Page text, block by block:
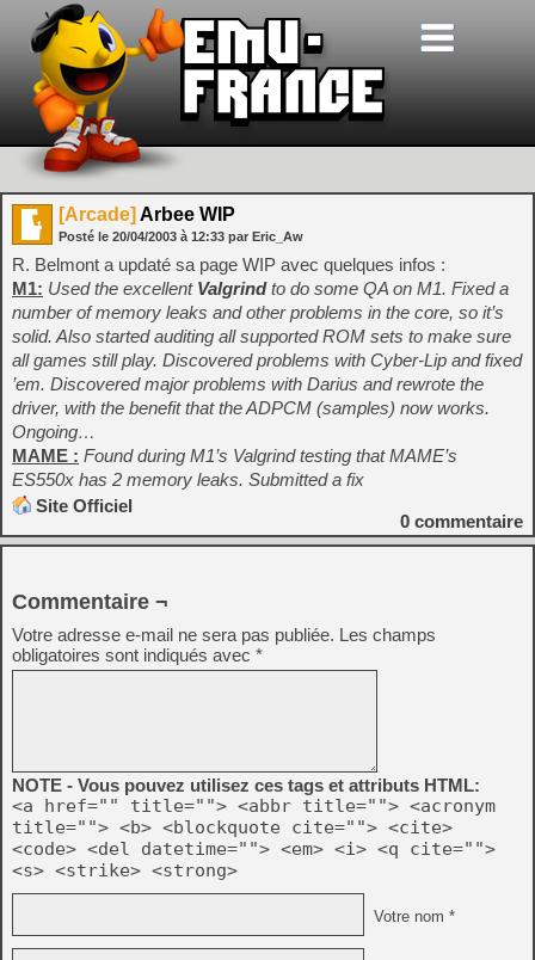
[Arcade] Arbee WIP
Posté le 20/04/2003 à 12:33 par Eric_Aw
R. Belmont a updaté sa page WIP avec quelques infos :
M1: Used the excellent Valgrindto do some QA on M1. Fixed a
number of memory leaks and other problems in the core, so it’s
solid. Also started auditing all supported ROM sets to make sure
all games still play. Discovered problems with Cyber-Lip and fixed
’em. Discovered major problems with Darius and rewrote the
driver, with the benefit that the ADPCM (samples) now works.
Ongoing…
MAME : Found during M1’s Valgrind testing that MAME’s
ES550x has 2 memory leaks. Submitted a fix
Site Officiel
0 commentaire
Commentaire ¬
Votre adresse e-mail ne sera pas publiée. Les champs
obligatoires sont indiqués avec *
NOTE - Vous pouvez utilisez ces tags et attributs HTML:
<a href="" title=""> <abbr title=""> <acronym
title=""> <b> <blockquote cite=""> <cite>
<code> <del datetime=""> <em> <i> <q cite="">
<s> <strike> <strong>
Votre nom *